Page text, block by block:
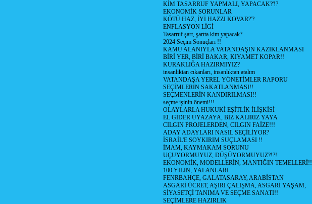
KİM TASARRUF YAPMALI, YAPACAK?'!?
EKONOMİK SORUNLAR
KÖTÜ HAZ, İYİ HAZZI KOVAR?'?
ENFLASYON LİGİ
Tasarruf şart, şartta kim yapacak?
2024 Seçim Sonuçları !!
KAMU ALANIYLA VATANDAŞIN KAZIKLANMASI
BİRİ YER, BİRİ BAKAR, KIYAMET KOPAR!!
KURAKLIĞA HAZIRMIYIZ?
insanlıktan cıkanları, insanlıktan atalım
VATANDAŞA YEREL YÖNETİMLER RAPORU
SEÇİMLERİN SAKATLANMASI!!
SEÇMENLERİN KANDIRILMASI!!
seçme işinin önemi!!!
OLAYLARLA HUKUKİ EŞİTLİK İLİŞKİSİ
EL GİDER UYAZAYA, BİZ KALIRIZ YAYA
CILGIN PROJELERDEN, CILGIN FAİZE!!!
ADAY ADAYLARI NASIL SEÇİLİYOR?
İSRAİL'E SOYKIRIM SUÇLAMASI !!
İMAM, KAYMAKAM SORUNU
UÇUYORMUYUZ, DÜŞÜYORMUYUZ?!?!
EKONOMİK, MODELLERİN, MANTIĞIN TEMELLERİ!!
100 YILIN, YALANLARI
FENRBAHÇE, GALATASARAY, ARABİSTAN
ASGARİ ÜCRET, AŞIRI ÇALIŞMA, ASGARİ YAŞAM,
SİYASETÇİ TANIMA VE SEÇME SANATI!!
SEÇİMLERE HAZIRLIK